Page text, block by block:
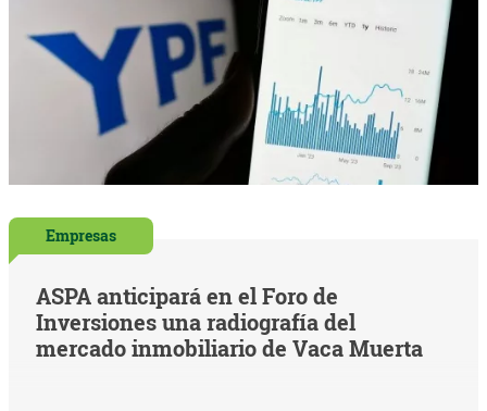
Empresas
ASPA anticipará en el Foro de
Inversiones una radiografía del
mercado inmobiliario de Vaca Muerta